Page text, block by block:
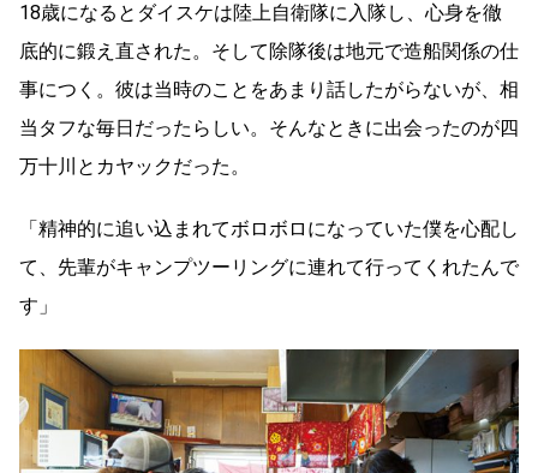
18歳になるとダイスケは陸上自衛隊に入隊し、心身を徹
底的に鍛え直された。そして除隊後は地元で造船関係の仕
事につく。彼は当時のことをあまり話したがらないが、相
当タフな毎日だったらしい。そんなときに出会ったのが四
万十川とカヤックだった。
「精神的に追い込まれてボロボロになっていた僕を心配し
て、先輩がキャンプツーリングに連れて行ってくれたんで
す」